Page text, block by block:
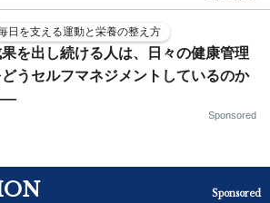
日を支える運動と栄養の整え方
果を出し続ける人は、日々の健康管理
どうセルフマネジメントしているのか
Sponsored
Sponsored